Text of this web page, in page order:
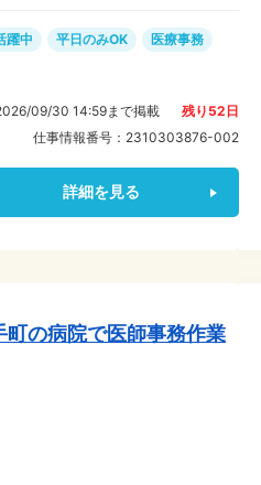
躍中 平日のみOK
医療事務
09/30 14:59まで掲載 残り 52 日
仕事情報番号： 2310303876-002
詳細を見る
の病院で医師事務作業